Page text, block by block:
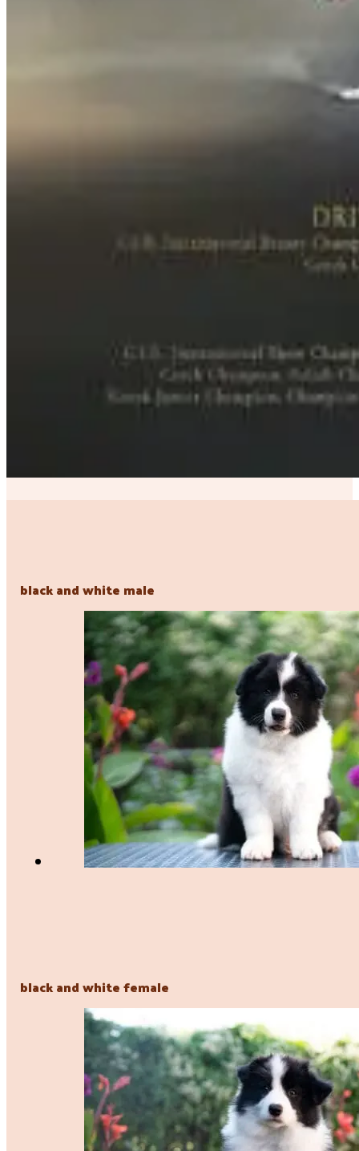
black and white male
black and white female